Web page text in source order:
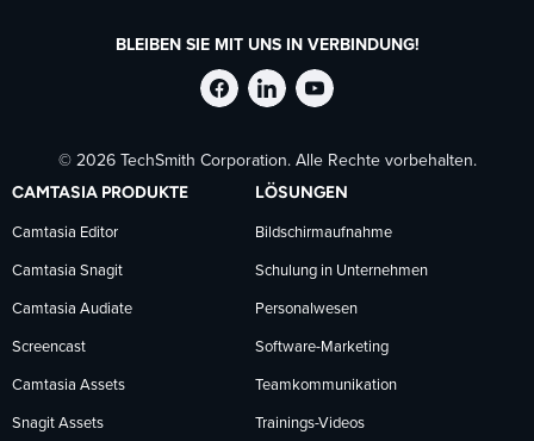
BLEIBEN SIE MIT UNS IN VERBINDUNG!
TechSmith
auf
Facebook
folgen
TechSmith
auf
LinkedIn
folgen
TechSmith
auf
YouTube
folgen
© 2026 TechSmith Corporation. Alle Rechte vorbehalten.
CAMTASIA PRODUKTE
Camtasia Editor
Camtasia Snagit
Camtasia Audiate
Screencast
Camtasia Assets
Snagit Assets
LÖSUNGEN
Bildschirmaufnahme
Schulung in Unternehmen
Personalwesen
Software-Marketing
Teamkommunikation
Trainings-Videos